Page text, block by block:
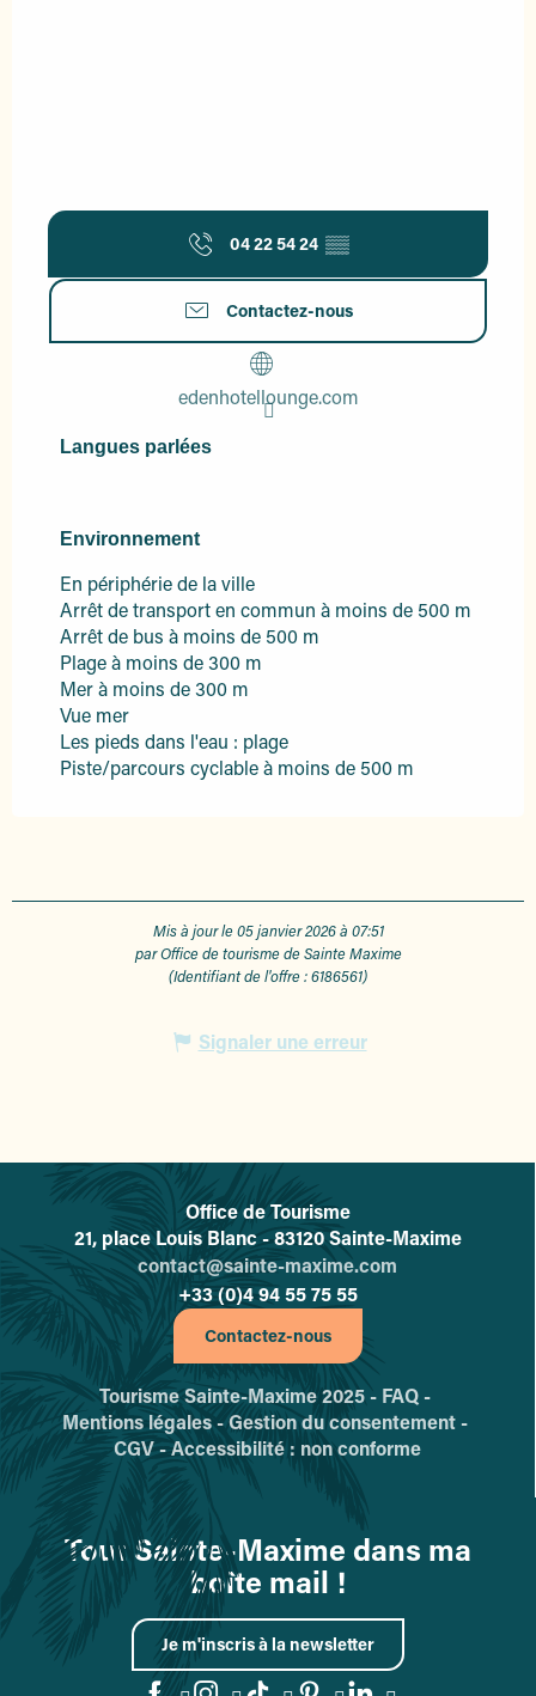
04 22 54 24 ▒▒
Contactez-nous
edenhotellounge.com
Langues parlées
Langues parlées
Environnement
Environnement
En périphérie de la ville
Arrêt de transport en commun à moins de 500 m
Arrêt de bus à moins de 500 m
Plage à moins de 300 m
Mer à moins de 300 m
Vue mer
Les pieds dans l'eau : plage
Piste/parcours cyclable à moins de 500 m
Mis à jour le 05 janvier 2026 à 07:51
par Office de tourisme de Sainte Maxime
(Identifiant de l'offre :6186561)
Signaler une erreur
L'office de tourisme de Sainte-
Office de Tourisme
21, place Louis Blanc - 83120 Sainte-Maxime
contact@sainte-maxime.com
+33 (0)4 94 55 75 55
Contactez-nous
Tourisme Sainte-Maxime 2025 - FAQ -
Mentions légales -Gestion du consentement -
CGV -Accessibilité : non conforme
Tout Sainte-Maxime dans ma
boîte mail !
Je m'inscris à la newsletter